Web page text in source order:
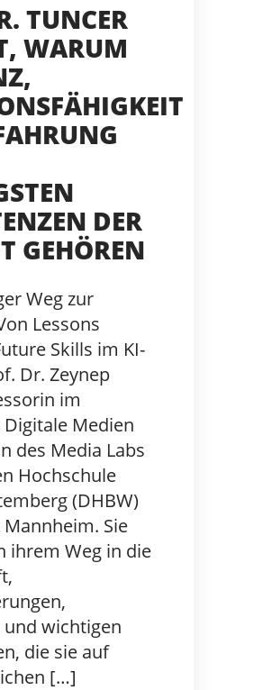
TUNCER
WARUM
DER
GEHÖREN
Weg zur
Lessons
Skills im KI-
Dr. Zeynep
im
Medien
des Media Labs
Hochschule
(DHBW)
Sie
ihrem Weg in die
wichtigen
die sie auf
[…]